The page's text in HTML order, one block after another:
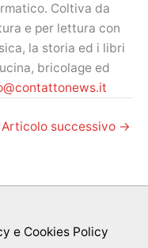
Coltiva da
e per lettura con
la storia ed i libri
bricolage ed
Articolo successivo →
e Cookies Policy